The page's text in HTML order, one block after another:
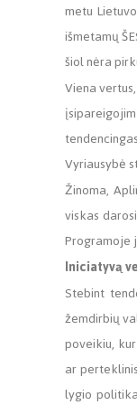
metu
išmetamų
šiol nėra
Viena
Vyriausybė
Žinoma,
viskas
Programoje
Iniciatyvą
Stebint
žemdirbių
poveikiu,
ar
lygio